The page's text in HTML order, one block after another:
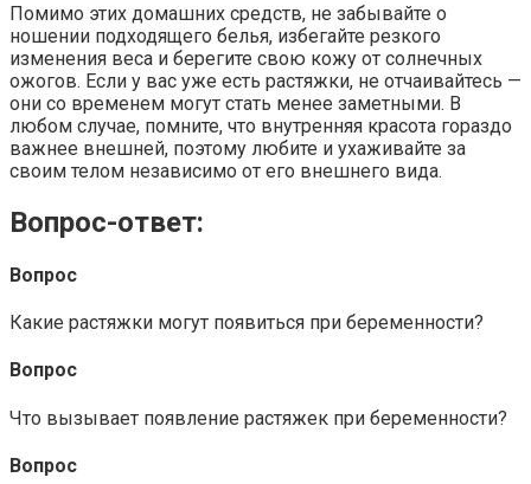
Помимо этих домашних средств, не забывайте о
ношении подходящего белья, избегайте резкого
изменения веса и берегите свою кожу от солнечных
ожогов. Если у вас уже есть растяжки, не отчаивайтесь —
они со временем могут стать менее заметными. В
любом случае, помните, что внутренняя красота гораздо
важнее внешней, поэтому любите и ухаживайте за
своим телом независимо от его внешнего вида.
Вопрос-ответ:
Вопрос
Какие растяжки могут появиться при беременности?
Вопрос
Что вызывает появление растяжек при беременности?
Вопрос